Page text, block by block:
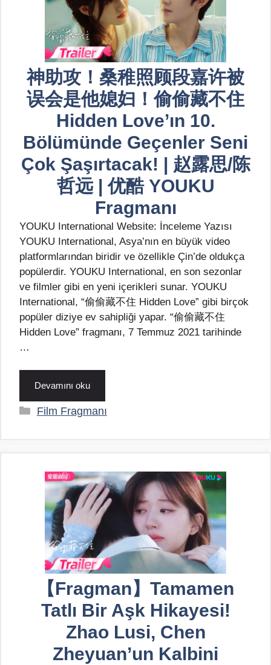
神助攻！桑稚照顾段嘉许被
误会是他媳妇！偷偷藏不住
Hidden Love’ın 10.
Bölümünde Geçenler Seni
Çok Şaşırtacak! | 赵露思/陈
哲远 | 优酷 YOUKU
Fragmanı
YOUKU International Website: İnceleme Yazısı
YOUKU International, Asya’nın en büyük video
platformlarından biridir ve özellikle Çin’de oldukça
popülerdir. YOUKU International, en son sezonlar
ve filmler gibi en yeni içerikleri sunar. YOUKU
International, “偷偷藏不住 Hidden Love” gibi birçok
popüler diziye ev sahipliği yapar. “偷偷藏不住
Hidden Love” fragmanı, 7 Temmuz 2021 tarihinde
…
Devamını oku
Kategoriler
Film Fragmanı
【Fragman】Tamamen
Tatlı Bir Aşk Hikayesi!
Zhao Lusi, Chen
Zheyuan’un Kalbini